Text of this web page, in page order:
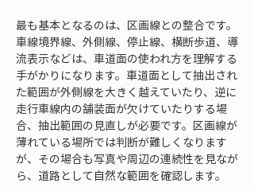
最も基本となるのは、区画線との整合です。
車線境界線、外側線、停止線、横断歩道、導
流表示などは、車道面の使われ方を理解する
手がかりになります。車道面として抽出され
た範囲が外側線を大きく越えていたり、逆に
走行車線内の舗装面が欠けていたりする場
合、抽出範囲の見直しが必要です。区画線が
薄れている場所では判断が難しくなります
が、その場合も写真や周辺の連続性を見なが
ら、道路として自然な範囲を確認します。